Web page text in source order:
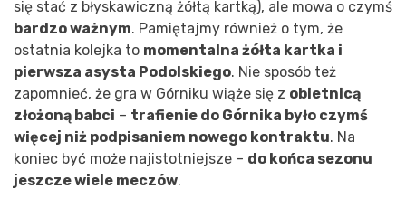
się stać z błyskawiczną żółtą kartką), ale mowa o czymś
bardzo ważnym. Pamiętajmy również o tym, że
ostatnia kolejka to momentalna żółta kartka i
pierwsza asysta Podolskiego. Nie sposób też
zapomnieć, że gra w Górniku wiąże się z obietnicą
złożoną babci – trafienie do Górnika było czymś
więcej niż podpisaniem nowego kontraktu. Na
koniec być może najistotniejsze – do końca sezonu
jeszcze wiele meczów.